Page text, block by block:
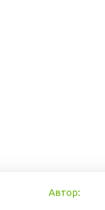
Автор: